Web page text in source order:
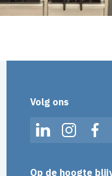
Volg ons
LinkedInInstagram
Op de hoogte